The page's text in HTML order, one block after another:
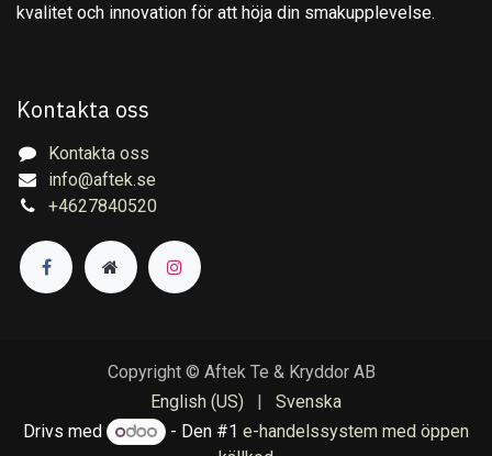
kvalitet och innovation för att höja din smakupplevelse.
Kontakta oss
Kontakta oss
info@aftek.se
+4627840520
Copyright © Aftek Te & Kryddor AB
English (US)
|
Svenska
Drivs med
- Den #1e-handelssystem med öppen